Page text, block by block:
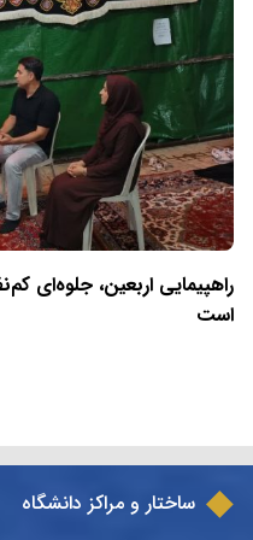
راهپیمایی اربعین، جلوه‌ای
است
ساختار و مراکز دانشگاه